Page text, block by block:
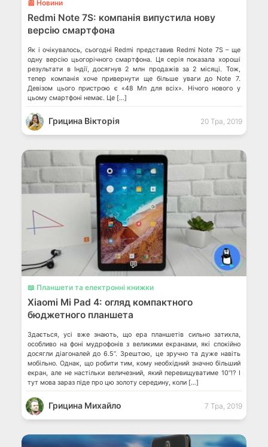
📰 Новини
Redmi Note 7S: компанія випустила нову
версію смартфона
Як і очікувалось, сьогодні Redmi представив Redmi Note 7S – ще
одну версію цьогорічного смартфона. Ця серія показала хороші
результати в Індії, досягнув 2 млн продажів за 2 місяці. Тож,
тепер компанія хоче привернути ще більше уваги до Note 7.
Девізом цього пристрою є «48 Мп для всіх». Нічого нового у
цьому смартфоні немає. Це […]
Грицина Вікторія 20 Тра, 2019
💬
📖 Планшети та електронні книжки
Xiaomi Mi Pad 4: огляд компактного
бюджетного планшета
Здається, усі вже знають, що ера планшетів сильно затихла,
особливо на фоні мудрофонів з великими екранами, які спокійно
досягли діагоналей до 6.5’’. Зрештою, це зручно та дуже навіть
мобільно. Однак, що робити тим, кому необхідний значно більший
екран, але не настільки величезний, який перевищуватиме 10’’!? І
тут мова зараз піде про цю золоту середину, коли […]
Грицина Михайло 7 Тра, 2019